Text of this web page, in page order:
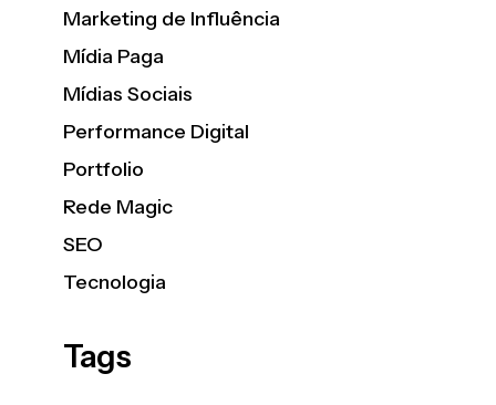
Marketing de Influência
Mídia Paga
Mídias Sociais
Performance Digital
Portfolio
Rede Magic
SEO
Tecnologia
Tags